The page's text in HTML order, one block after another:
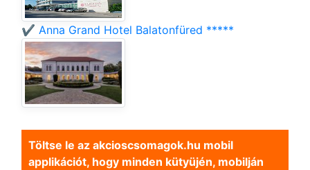
✔️ Anna Grand Hotel Balatonfüred *****
Töltse le az akcioscsomagok.hu mobil
applikációt, hogy minden kütyüjén, mobilján